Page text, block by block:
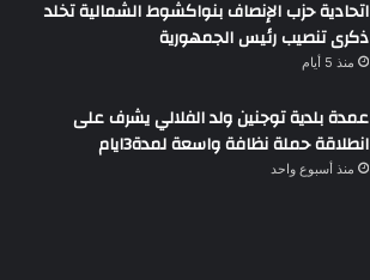
اتحادية حزب الإنصاف بنواكشوط الشمالية تخلد
ذكرى تنصيب رئيس الجمهورية
منذ 5 أيام
عمدة بلدية توجنين ولد الفلالي يشرف على
انطلاقة حملة نظافة واسعة لمدة3ايام
منذ أسبوع واحد